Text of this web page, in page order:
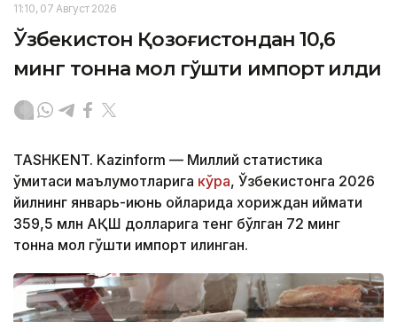
11:10, 07 Август 2026
Ўзбекистон Қозоғистондан 10,6
минг тонна мол гўшти импорт қилди
TASHKENT. Kazinform — Миллий статистика
қўмитаси маълумотларига кўра, Ўзбекистонга 2026
йилнинг январь-июнь ойларида хориждан қиймати
359,5 млн АҚШ долларига тенг бўлган 72 минг
тонна мол гўшти импорт қилинган.